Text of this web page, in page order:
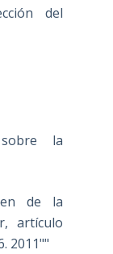
del
la
de la
artículo
2011""